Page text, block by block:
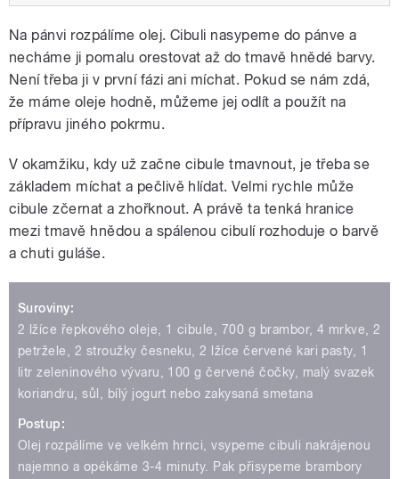
Na pánvi rozpálíme olej. Cibuli nasypeme do pánve a
necháme ji pomalu orestovat až do tmavě hnědé barvy.
Není třeba ji v první fázi ani míchat. Pokud se nám zdá,
že máme oleje hodně, můžeme jej odlít a použít na
přípravu jiného pokrmu.
V okamžiku, kdy už začne cibule tmavnout, je třeba se
základem míchat a pečlivě hlídat. Velmi rychle může
cibule zčernat a zhořknout. A právě ta tenká hranice
mezi tmavě hnědou a spálenou cibulí rozhoduje o barvě
a chuti guláše.
Suroviny:
2 lžíce řepkového oleje, 1 cibule, 700 g brambor, 4 mrkve, 2
petržele, 2 stroužky česneku, 2 lžíce červené kari pasty, 1
litr zeleninového vývaru, 100 g červené čočky, malý svazek
koriandru, sůl, bílý jogurt nebo zakysaná smetana
Postup:
Olej rozpálíme ve velkém hrnci, vsypeme cibuli nakrájenou
najemno a opékáme 3-4 minuty. Pak přisypeme brambory